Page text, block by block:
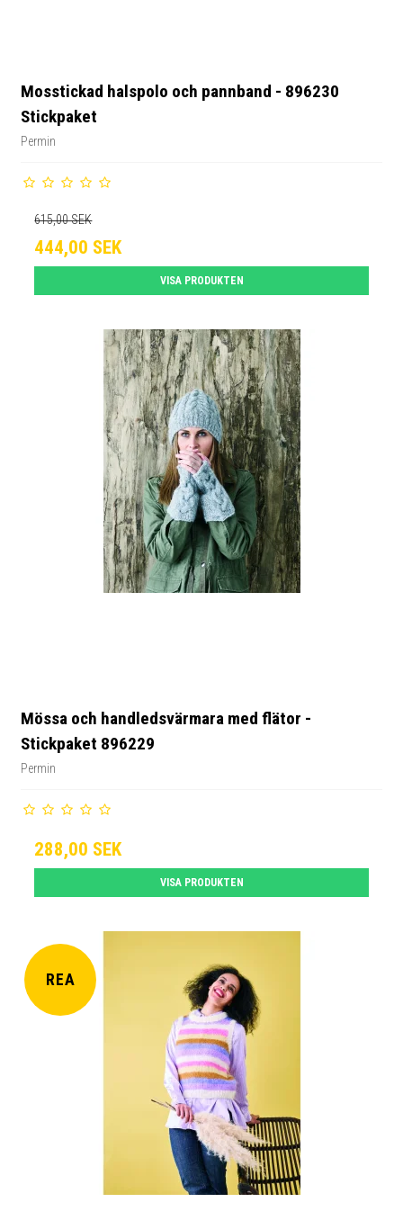
Mosstickad halspolo och pannband - 896230
Stickpaket
Permin
615,00 SEK
444,00 SEK
VISA PRODUKTEN
Mössa och handledsvärmara med flätor -
Stickpaket 896229
Permin
288,00 SEK
VISA PRODUKTEN
REA